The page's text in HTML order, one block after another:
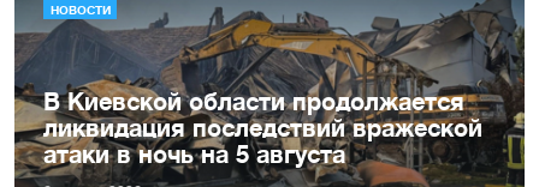
НОВОСТИ
В Киевской области продолжается
ликвидация последствий вражеской
атаки в ночь на 5 августа